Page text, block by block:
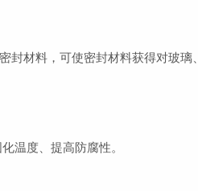
材料，可使密封材料获得对玻璃、
温度、提高防腐性。